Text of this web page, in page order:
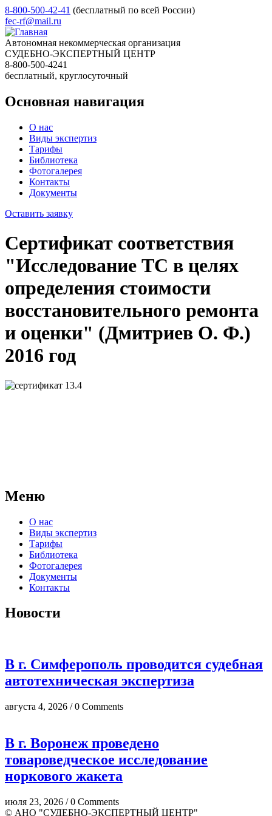
8-800-500-42-41 (бесплатный по всей России)
fec-rf@mail.ru
Автономная некоммерческая организация
СУДЕБНО-ЭКСПЕРТНЫЙ ЦЕНТР
8-800-500-4241
бесплатный, круглосуточный
Основная навигация
О нас
Виды экспертиз
Тарифы
Библиотека
Фотогалерея
Контакты
Документы
Оставить заявку
Сертификат соответствия
"Исследование ТС в целях
определения стоимости
восстановительного ремонта
и оценки" (Дмитриев О. Ф.)
2016 год
Меню
О нас
Виды экспертиз
Тарифы
Библиотека
Фотогалерея
Документы
Контакты
Новости
В г. Симферополь проводится судебная
автотехническая экспертиза
августа 4, 2026 / 0 Comments
В г. Воронеж проведено
товароведческое исследование
норкового жакета
июля 23, 2026 / 0 Comments
© АНО "СУДЕБНО-ЭКСПЕРТНЫЙ ЦЕНТР"